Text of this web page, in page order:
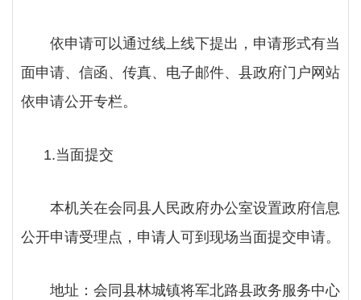
依申请可以通过线上线下提出，申请形式有当
面申请、信函、传真、电子邮件、县政府门户网站
依申请公开专栏。
1.当面提交
本机关在会同县人民政府办公室设置政府信息
公开申请受理点，申请人可到现场当面提交申请。
地址：会同县林城镇将军北路县政务服务中心